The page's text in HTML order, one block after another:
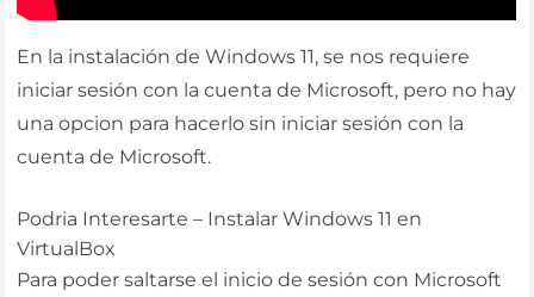
En la instalación de Windows 11, se nos requiere
iniciar sesión con la cuenta de Microsoft, pero no hay
una opcion para hacerlo sin iniciar sesión con la
cuenta de Microsoft.
Podria Interesarte – Instalar Windows 11 en
VirtualBox
Para poder saltarse el inicio de sesión con Microsoft